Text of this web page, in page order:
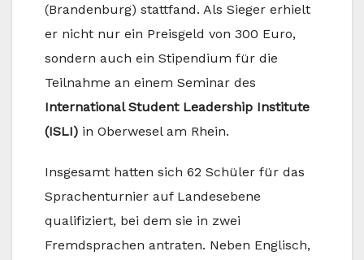
(Brandenburg) stattfand. Als Sieger erhielt
er nicht nur ein Preisgeld von 300 Euro,
sondern auch ein Stipendium für die
Teilnahme an einem Seminar des
International Student Leadership Institute
(ISLI) in Oberwesel am Rhein.
Insgesamt hatten sich 62 Schüler für das
Sprachenturnier auf Landesebene
qualifiziert, bei dem sie in zwei
Fremdsprachen antraten. Neben Englisch,